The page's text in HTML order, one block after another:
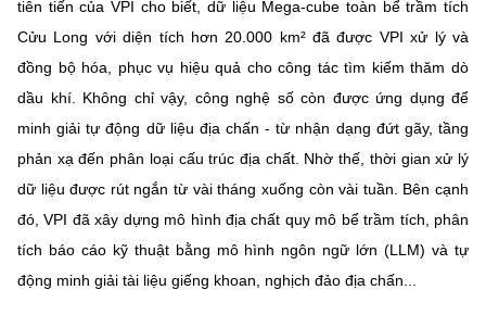
tiên tiến của VPI cho biết, dữ liệu Mega-cube toàn bể trầm tích
Cửu Long với diện tích hơn 20.000 km² đã được VPI xử lý và
đồng bộ hóa, phục vụ hiệu quả cho công tác tìm kiếm thăm dò
dầu khí. Không chỉ vậy, công nghệ số còn được ứng dụng để
minh giải tự động dữ liệu địa chấn - từ nhận dạng đứt gãy, tầng
phản xạ đến phân loại cấu trúc địa chất. Nhờ thế, thời gian xử lý
dữ liệu được rút ngắn từ vài tháng xuống còn vài tuần. Bên cạnh
đó, VPI đã xây dựng mô hình địa chất quy mô bể trầm tích, phân
tích báo cáo kỹ thuật bằng mô hình ngôn ngữ lớn (LLM) và tự
động minh giải tài liệu giếng khoan, nghịch đảo địa chấn...